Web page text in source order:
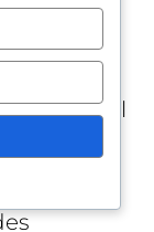
MPN,
un signal